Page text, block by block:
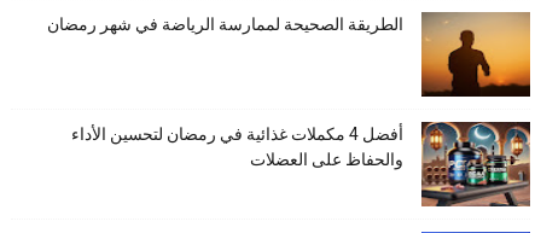
الطريقة الصحيحة لممارسة الرياضة في شهر رمضان
أفضل 4 مكملات غذائية في رمضان لتحسين الأداء
والحفاظ على العضلات